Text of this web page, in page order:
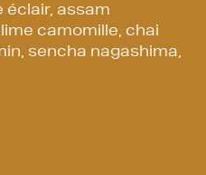
éclair, assam
camomille, chai
sencha nagashima,